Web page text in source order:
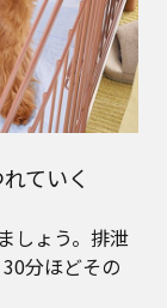
ていく
しょう。排泄
分ほどその